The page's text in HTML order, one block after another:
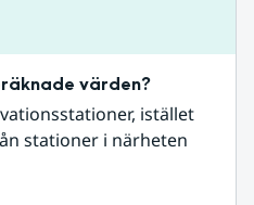
värden?
istället
stationer i närheten